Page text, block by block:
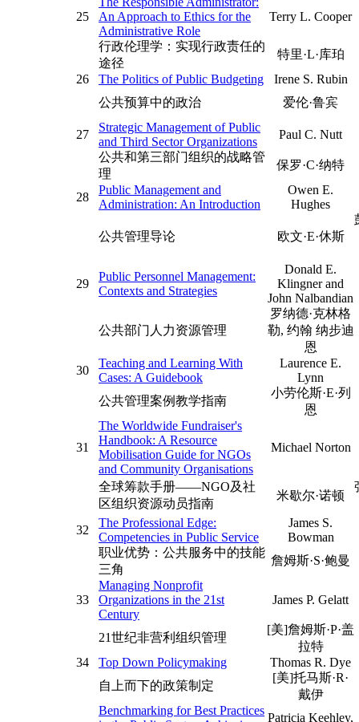
25
An Approach to Ethics for the
Administrative Role
Terry L. Cooper
行政伦理学：实现行政责任的
途径
特里·L·库珀
26
The Politics of Public Budgeting
Irene S. Rubin
公共预算中的政治
爱伦·鲁宾
27
Strategic Management of Public
and Third Sector Organizations
Paul C. Nutt
公共和第三部门组织的战略管
理
保罗·C·纳特
28
Public Management and
Administration: An Introduction
Owen E.
Hughes
公共管理导论 欧文·E·休斯
29
Public Personnel Management:
Contexts and Strategies
Donald E.
Klingner and
John Nalbandian
公共部门人力资源管理
罗纳德·克林格
勒, 约翰 纳步迪
恩
30
Teaching and Learning With
Cases: A Guidebook
Laurence E.
Lynn
公共管理案例教学指南
小劳伦斯·E·列
恩
31
The Worldwide Fundraiser's
Handbook: A Resource
Mobilisation Guide for NGOs
and Community Organisations
Michael Norton
全球筹款手册——NGO及社
区组织资源动员指南
米歇尔·诺顿
32
The Professional Edge:
Competencies in Public Service
James S.
Bowman
职业优势：公共服务中的技能
三角
詹姆斯·S·鲍曼
33
Managing Nonprofit
Organizations in the 21st
Century
James P. Gelatt
21世纪非营利组织管理
[美]詹姆斯·P·盖
拉特
34
Top Down Policymaking
Thomas R. Dye
自上而下的政策制定
[美]托马斯·R·
戴伊
Benchmarking for Best Practices
Patricia Keehley,